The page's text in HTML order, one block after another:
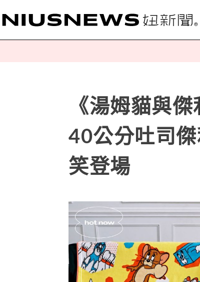
《湯姆貓與
40公分吐司
笑登場